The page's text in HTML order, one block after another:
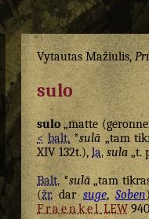
Vytautas Mažiulis,
sulo
sulo„matte
< balt.*sulā„tam
XIV 132t.),la. sula„t.
Balt.*sulā„tam
(žr.dar suge,Soben
FraenkelLEW